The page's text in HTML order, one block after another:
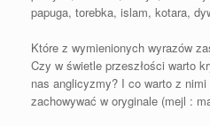
papuga, torebka, islam, kotara,
Które z wymienionych wyrazów
Czy w świetle przeszłości warto
nas anglicyzmy? I co warto z
zachowywać w oryginale (mejl :